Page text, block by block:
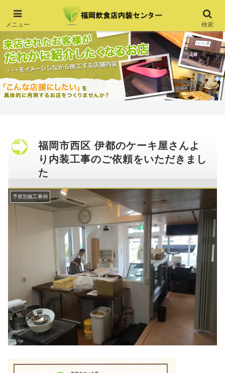
福岡市西区 伊都のケーキ屋さんよ
り内装工事のご依頼をいただきまし
た
予算別施工事例
メニュー 検索